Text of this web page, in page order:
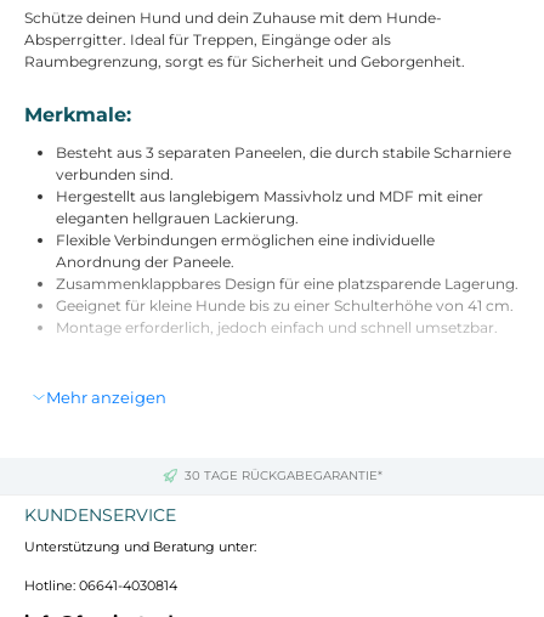
Schütze deinen Hund und dein Zuhause mit dem Hunde-
Absperrgitter. Ideal für Treppen, Eingänge oder als
Raumbegrenzung, sorgt es für Sicherheit und Geborgenheit.
Merkmale:
Besteht aus 3 separaten Paneelen, die durch stabile Scharniere
verbunden sind.
Hergestellt aus langlebigem Massivholz und MDF mit einer
eleganten hellgrauen Lackierung.
Flexible Verbindungen ermöglichen eine individuelle
Anordnung der Paneele.
Zusammenklappbares Design für eine platzsparende Lagerung.
Geeignet für kleine Hunde bis zu einer Schulterhöhe von 41 cm.
Montage erforderlich, jedoch einfach und schnell umsetzbar.
Größe der einzelnen Paneele: 50,8L x 1,8B x 61H cm
Abstand der Zäune: 5 cm
Stützfuß: 29,5L cm
Mehr anzeigen
30 TAGE RÜCKGABEGARANTIE*
KUNDENSERVICE
Unterstützung und Beratung unter:
Hotline: 06641-4030814